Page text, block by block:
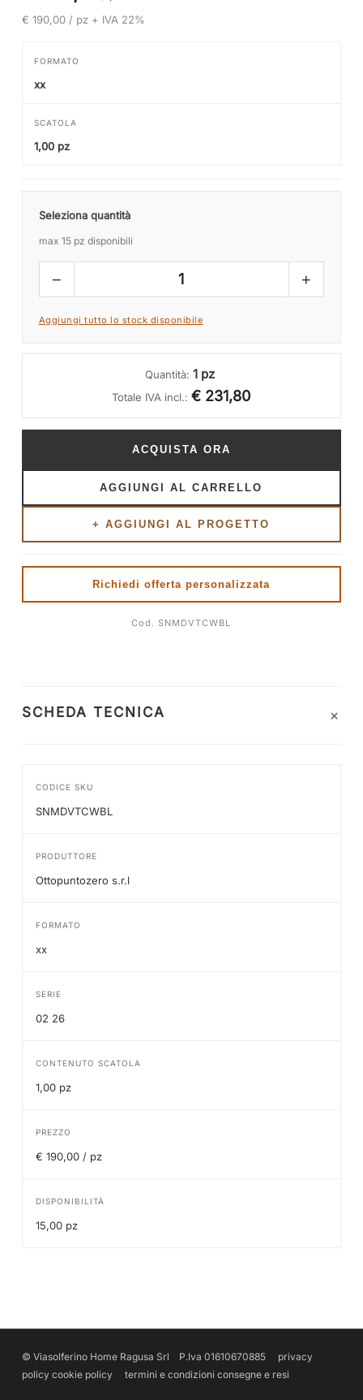
€ 190,00 / pz + IVA 22%
FORMATO
xx
SCATOLA
1,00 pz
Seleziona quantità
max 15 pz disponibili
− 1 +
Aggiungi tutto lo stock disponibile
Quantità: 1 pz
Totale IVA incl.: € 231,80
ACQUISTA ORA
AGGIUNGI AL CARRELLO
+ AGGIUNGI AL PROGETTO
Richiedi offerta personalizzata
Cod. SNMDVTCWBL
SCHEDA TECNICA +
CODICE SKU
SNMDVTCWBL
PRODUTTORE
Ottopuntozero s.r.l
FORMATO
xx
SERIE
02 26
CONTENUTO SCATOLA
1,00 pz
PREZZO
€ 190,00 / pz
DISPONIBILITÀ
15,00 pz
© Viasolferino Home Ragusa Srl P.Iva 01610670885 privacy
policy cookie policy termini e condizioni consegne e resi